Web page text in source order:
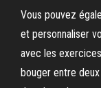
Vous pouvez
et personnaliser
avec les
bouger entre